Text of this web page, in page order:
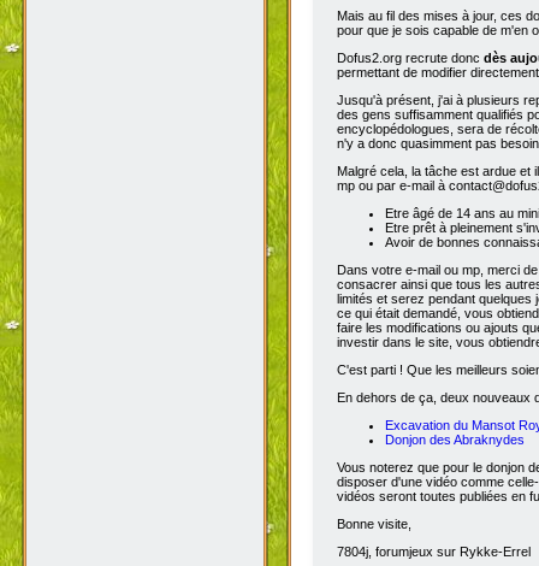
Mais au fil des mises à jour, ces
pour que je sois capable de m'en
Dofus2.org recrute donc dès
permettant de modifier
Jusqu'à présent, j'ai à plusieurs
des gens suffisamment qualifiés
encyclopédologues, sera de
n'y a donc quasimment pas
Malgré cela, la tâche est ardue
mp ou par e-mail à
Etre âgé de 14 ans au
Etre prêt à pleinement
Avoir de bonnes
Dans votre e-mail ou mp, merci
consacrer ainsi que tous les
limités et serez pendant
ce qui était demandé, vous
faire les modifications ou ajouts
investir dans le site, vous
C'est parti ! Que les meilleurs
En dehors de ça, deux nouveaux
Excavation du Mansot
Donjon des Abraknydes
Vous noterez que pour le donjon
disposer d'une vidéo comme
vidéos seront toutes publiées en
Bonne visite,
7804j, forumjeux sur Rykke-Errel